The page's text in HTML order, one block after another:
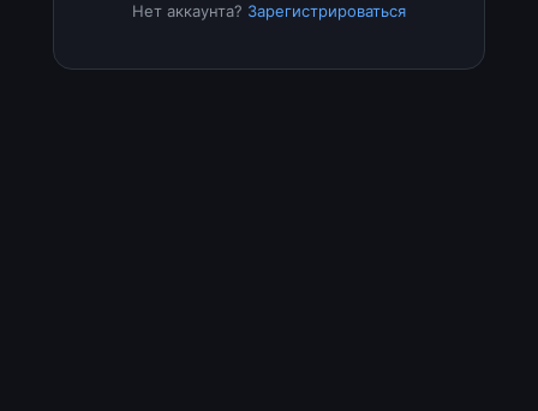
Нет аккаунта? Зарегистрироваться